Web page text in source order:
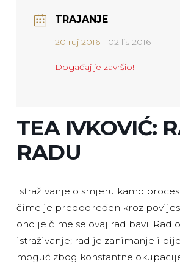
TRAJANJE
20 ruj 2016- 02 lis 2016
Događaj je završio!
TEA IVKOVIĆ:
RADU
Istraživanje o smjeru kamo
čime je predodređen kroz
ono je čime se ovaj rad bavi. Rad
istraživanje; rad je zanimanje i
moguć zbog konstantne